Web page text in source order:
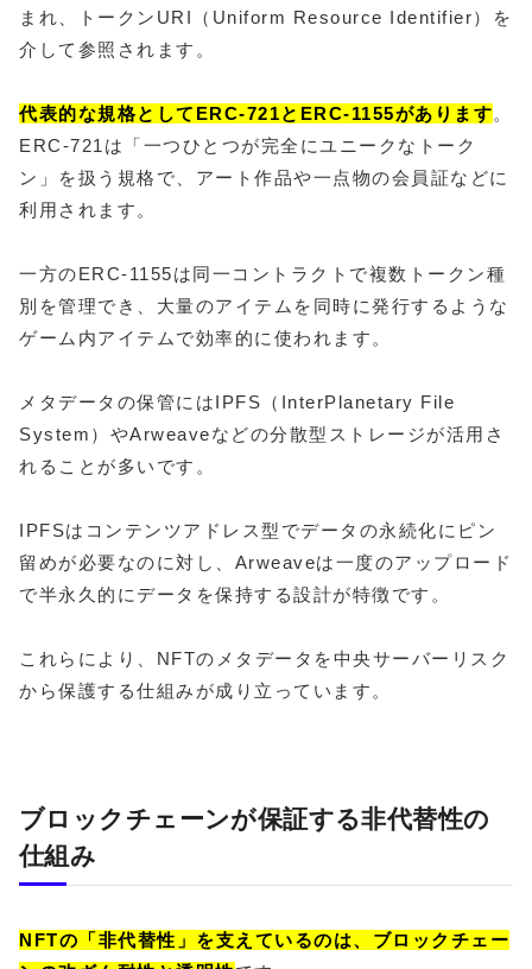
まれ、トークンURI（Uniform Resource Identifier）を
介して参照されます。
代表的な規格としてERC-721とERC-1155があります。
ERC-721は「一つひとつが完全にユニークなトーク
ン」を扱う規格で、アート作品や一点物の会員証などに
利用されます。
一方のERC-1155は同一コントラクトで複数トークン種
別を管理でき、大量のアイテムを同時に発行するような
ゲーム内アイテムで効率的に使われます。
メタデータの保管にはIPFS（InterPlanetary File
System）やArweaveなどの分散型ストレージが活用さ
れることが多いです。
IPFSはコンテンツアドレス型でデータの永続化にピン
留めが必要なのに対し、Arweaveは一度のアップロード
で半永久的にデータを保持する設計が特徴です。
これらにより、NFTのメタデータを中央サーバーリスク
から保護する仕組みが成り立っています。
ブロックチェーンが保証する非代替性の
仕組み
NFTの「非代替性」を支えているのは、ブロックチェー